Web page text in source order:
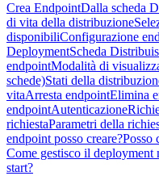
Crea EndpointDalla scheda
di vita della distribuzione
disponibiliConfigurazione
DeploymentScheda
endpointModalità di
schede)Stati della
vitaArresta endpointElimina
endpointAutenticazione
richiestaParametri della
endpoint posso creare?Posso
Come gestisco il deployment
start?